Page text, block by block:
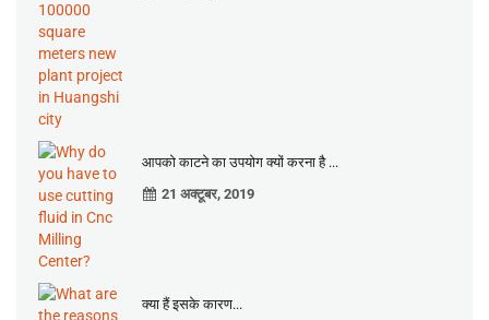
आपको काटने का उपयोग क्यों करना है ...
21 अक्टूबर, 2019
क्या हैं इसके कारण...